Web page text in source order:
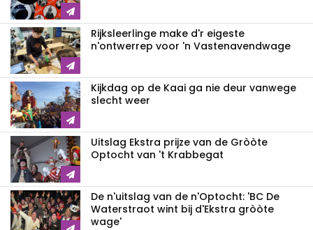
Rijksleerlinge make d'r eigeste
n'ontwerrep voor 'n Vastenavendwage
Kijkdag op de Kaai ga nie deur vanwege
slecht weer
Uitslag Ekstra prijze van de Gròòte
Optocht van 't Krabbegat
De n'uitslag van de n'Optocht: 'BC De
Waterstraot wint bij d'Ekstra gròòte
wage'